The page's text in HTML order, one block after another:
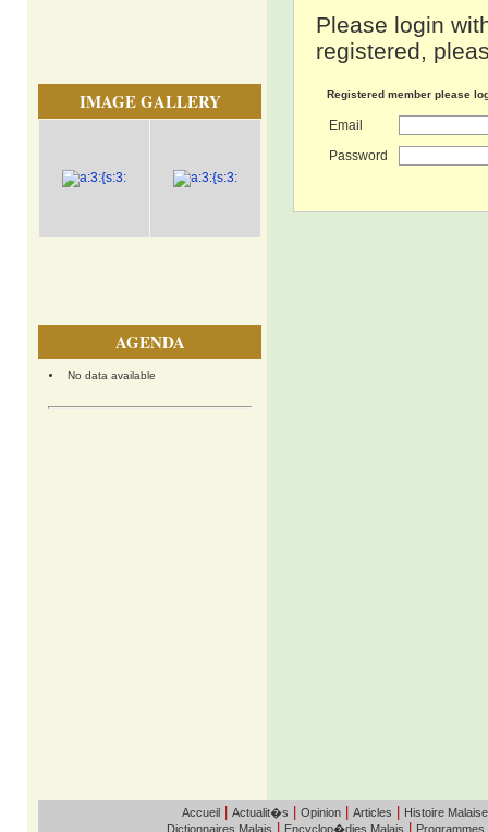
IMAGE GALLERY
AGENDA
No data available
Please login
registered,
Registered member please
Email
Password
Accueil| Actualit�s Opinion| Articles Histoire Malaise
Dictionnaires Malais Encyclop�dies Malais Programmes